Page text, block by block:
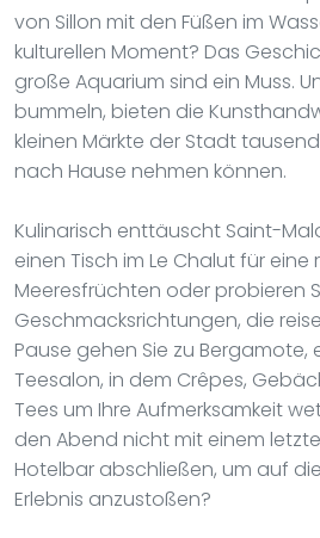
von Sillon mit den Füßen im
kulturellen Moment? Das
große Aquarium sind ein Muss.
bummeln, bieten die
kleinen Märkte der Stadt
nach Hause nehmen können.
Kulinarisch enttäuscht Saint-
einen Tisch im Le Chalut für
Meeresfrüchten oder probieren
Geschmacksrichtungen, die
Pause gehen Sie zu
Teesalon, in dem Crêpes,
Tees um Ihre Aufmerksamkeit
den Abend nicht mit einem
Hotelbar abschließen, um auf
Erlebnis anzustoßen?